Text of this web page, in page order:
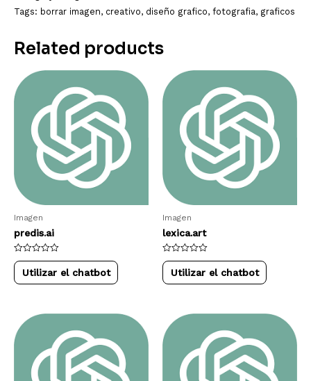
Tags: borrar imagen, creativo, diseño grafico, fotografia, graficos
Related products
Imagen
predis.ai
Rated
0
out
of
Utilizar el chatbot
Imagen
lexica.art
Rated
0
out
of
Utilizar el chatbot